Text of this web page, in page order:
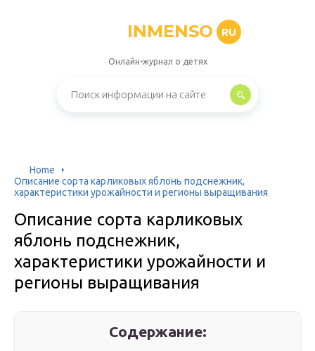
INMENSO RU
Онлайн-журнал о детях
Home
Описание сорта карликовых яблонь подснежник,
характеристики урожайности и регионы выращивания
Описание сорта карликовых
яблонь подснежник,
характеристики урожайности и
регионы выращивания
Содержание: